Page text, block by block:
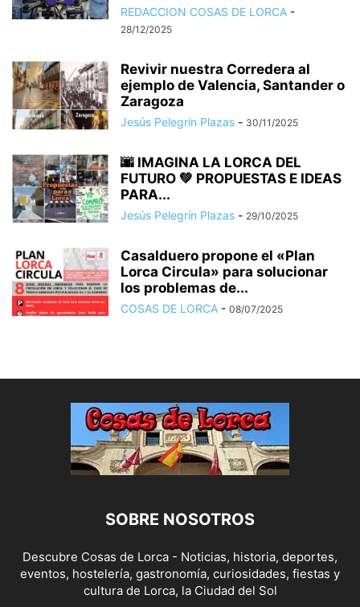
REDACCION COSAS DE LORCA -
28/12/2025
Revivir nuestra Corredera al
ejemplo de Valencia, Santander o
Zaragoza
Jesús Pelegrín Plazas - 30/11/2025
🌆 IMAGINA LA LORCA DEL
FUTURO 💚 PROPUESTAS E IDEAS
PARA...
Jesús Pelegrín Plazas - 29/10/2025
Casalduero propone el «Plan
Lorca Circula» para solucionar
los problemas de...
COSAS DE LORCA - 08/07/2025
SOBRE NOSOTROS
Descubre Cosas de Lorca - Noticias, historia, deportes,
eventos, hostelería, gastronomía, curiosidades, fiestas y
cultura de Lorca, la Ciudad del Sol